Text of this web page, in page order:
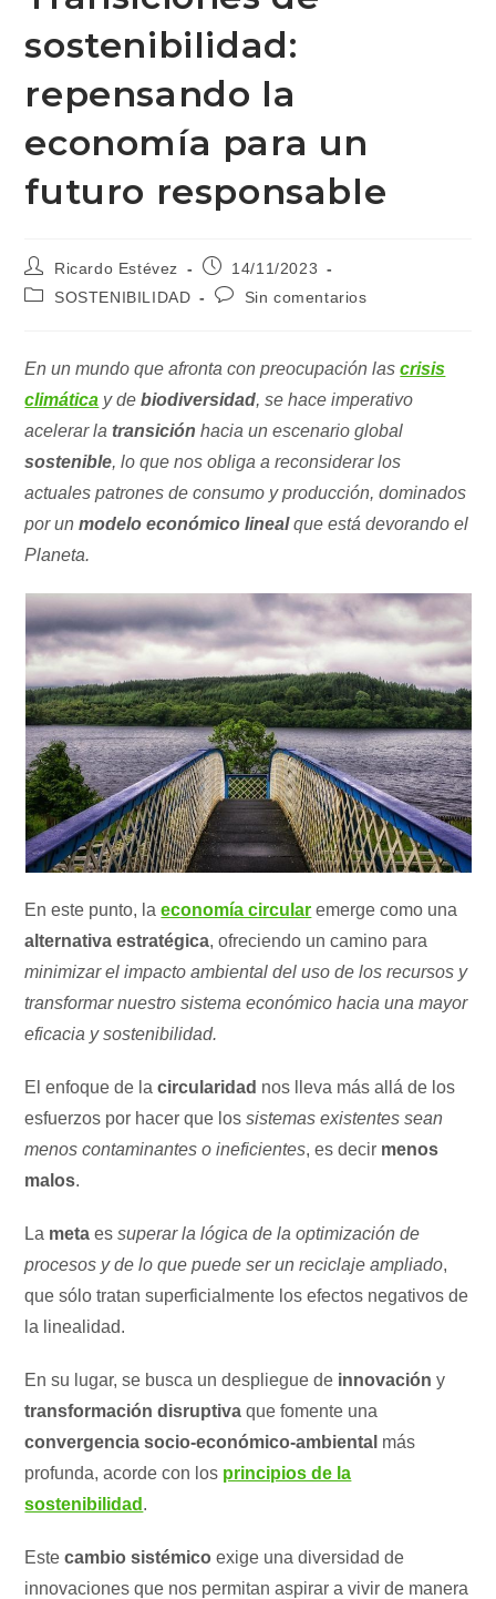
sostenibilidad:
repensando la
economía para un
futuro responsable
Autor
de
la
Ricardo Estévez
Publicación
de
14/11/2023
Categoría
SOSTENIBILIDAD
Comentarios
Sin comentarios
En un mundo que afronta con preocupación lascrisis
climática y debiodiversidad, se hace imperativo
acelerar la transición hacia un escenario global
sostenible, lo que nos obliga a reconsiderar los
actuales patrones de consumo y producción, dominados
por unmodelo económico linealque está devorando el
Planeta.
En este punto, laeconomía circular emerge como una
alternativa estratégica, ofreciendo un camino para
minimizar el impacto ambiental del uso de los recursos y
transformar nuestro sistema económico hacia una mayor
eficacia y sostenibilidad.
El enfoque de lacircularidad nos lleva más allá de los
esfuerzos por hacer que los sistemas existentes sean
menos contaminantes o ineficientes, es decir menos
malos.
La metaessuperar la lógica de la optimización de
procesos y de lo que puede ser un reciclaje ampliado,
que sólo tratan superficialmente los efectos negativos de
la linealidad.
En su lugar, se busca un despliegue de innovación y
transformación disruptiva que fomente una
convergencia socio-económico-ambiental más
profunda, acorde con los principios de la
sostenibilidad .
Estecambio sistémico exige una diversidad de
innovaciones que nos permitan aspirar a vivir de manera